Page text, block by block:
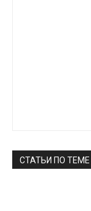
СТАТЬИ ПО ТЕМЕ